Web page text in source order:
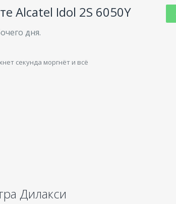
Alcatel Idol 2S 6050Y
дня.
секунда моргнёт и всё
Дилакси